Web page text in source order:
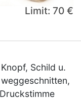
Limit: 70 €
Schild u.